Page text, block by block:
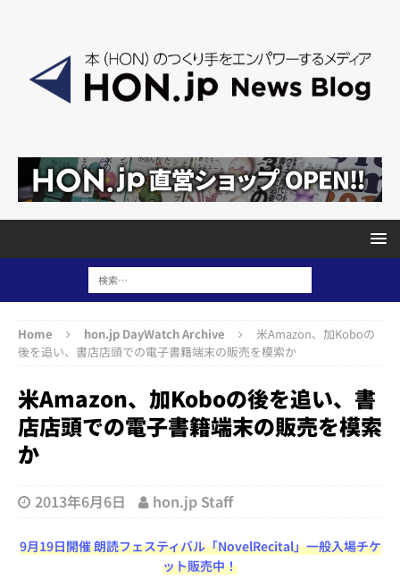
Home hon.jp DayWatch Archive
米Amazon、加Koboの
後を追い、書店店頭での電子書籍端末の販売を模索か
米Amazon、加Koboの後を追い、書
店店頭での電子書籍端末の販売を模索
か
2013年6月6日 hon.jp Staff
9月19日開催 朗読フェスティバル「NovelRecital」一般入場チケ
ット販売中！